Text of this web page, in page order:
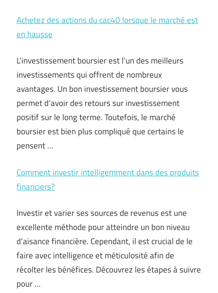
Achetez des actions du cac40 lorsque le marché est
en hausse
L’investissement boursier est l’un des meilleurs
investissements qui offrent de nombreux
avantages. Un bon investissement boursier vous
permet d’avoir des retours sur investissement
positif sur le long terme. Toutefois, le marché
boursier est bien plus compliqué que certains le
pensent …
Comment investir intelligemment dans des produits
financiers?
Investir et varier ses sources de revenus est une
excellente méthode pour atteindre un bon niveau
d’aisance financière. Cependant, il est crucial de le
faire avec intelligence et méticulosité afin de
récolter les bénéfices. Découvrez les étapes à suivre
pour …